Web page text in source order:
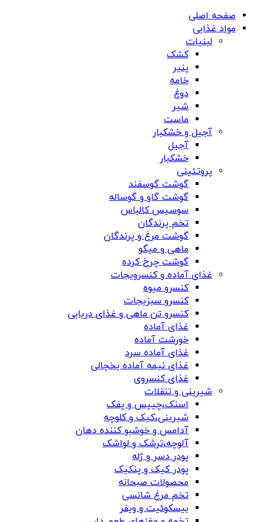
صفحه اصلی
مواد غذایی
لبنیات
کشک
پنیر
خامه
دوغ
شیر
ماست
آجیل و خشکبار
آجیل
خشکبار
پروتئینی
گوشت گوسفند
گوشت گاو و گوساله
سوسیس کالباس
تخم پرندگان
گوشت مرغ و پرندگان
ماهی و میگو
گوشت چرخ کرده
غذای آماده و کنسرویجات
کنسرو میوه
کنسرو سبزیجات
کنسرو تن ماهی و غذای دریایی
غذای آماده
خورشت آماده
غذای آماده سرد
غذای نیمه آماده یخچالی
غذای کنسروی
شیرینی و تنقلات
اسنک،چیپس و پفک
شیرینی،کیک و کلوچه
آدامس و خوشبو کننده دهان
آلوچه،ترشک و لواشک
پودر دسر و ژله
پودر کیک و پنکیک
محصولات صبحانه
تخم مرغ شانسی
بیسکوئیت و ویفر